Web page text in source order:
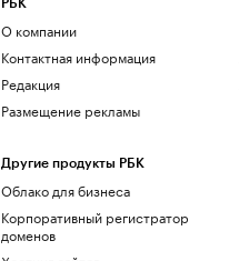
РБК
О компании
Контактная информация
Редакция
Размещение рекламы
Другие продукты РБК
Облако для бизнеса
Корпоративный регистратор
доменов